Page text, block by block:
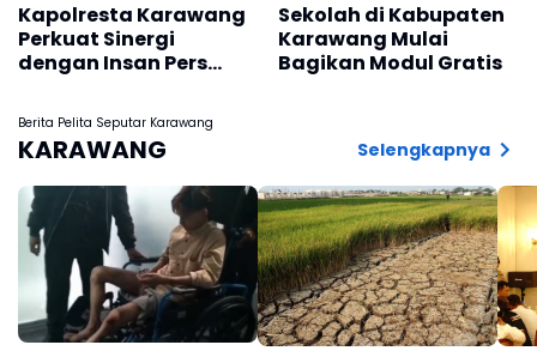
Kapolresta Karawang
Perkuat Sinergi
dengan Insan Pers
Bersama Media
Sekolah di Kabupaten
Karawang Mulai
Bagikan Modul Gratis
Berita Pelita Seputar Karawang
KARAWANG Selengkapnya